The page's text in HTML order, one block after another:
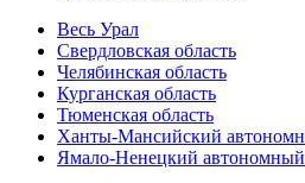
Весь Урал
Свердловская область
Челябинская область
Курганская область
Тюменская область
Ханты-Мансийский
Ямало-Ненецкий автономный